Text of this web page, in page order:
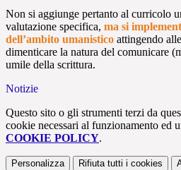
Non si aggiunge pertanto al curricolo
valutazione specifica, ma si
dell’ambito umanistico attingendo
dimenticare la natura del comunicare
umile della scrittura.
Notizie
Questo sito o gli strumenti terzi da
cookie necessari al funzionamento ed
COOKIE POLICY.
Personalizza Rifiuta tutti i cookies